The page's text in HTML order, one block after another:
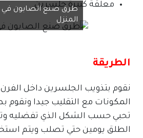
معلقة كبيرة جلسرين.
طرق صنع الصابون في
المنزل
الطريقة
نقوم بتذويب الجلسرين داخل
المكونات مع التقليب جيدا ونقوم
تحبي حسب الشكل الذي تفضليه
الطلق يومين حتي تصلب ويتم